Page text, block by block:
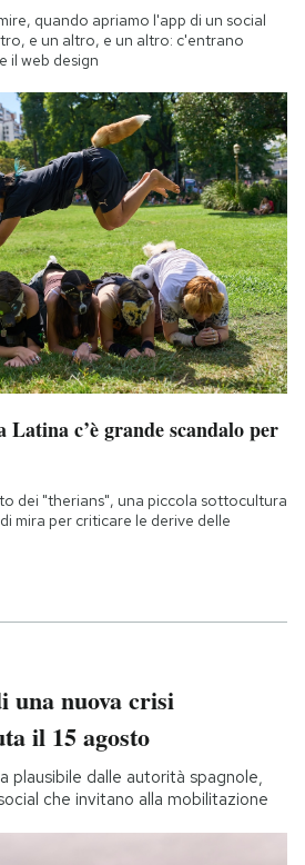
quando apriamo l'app di un social
e un altro, e un altro: c'entrano
il web design
Latina c’è grande scandalo per
dei "therians", una piccola sottocultura
mira per criticare le derive delle
una nuova crisi
il 15 agosto
plausibile dalle autorità spagnole,
che invitano alla mobilitazione